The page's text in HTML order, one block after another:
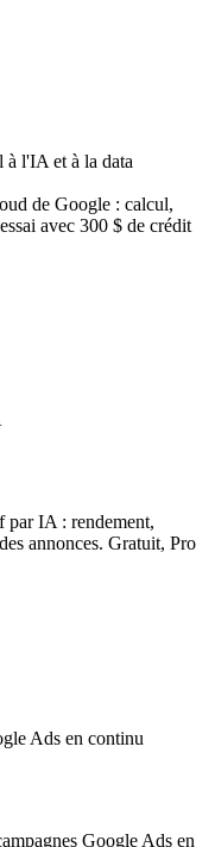
l'IA et à la data
de Google : calcul,
avec 300 $ de crédit
par IA : rendement,
annonces. Gratuit, Pro
Ads en continu
Google Ads en